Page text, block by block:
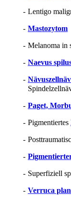
- Lentigo
- Mastozytom
- Melanoma in
- Naevus
-
- Paget,
- Pigmentiertes
-
-
- Superfiziell
- Verruca